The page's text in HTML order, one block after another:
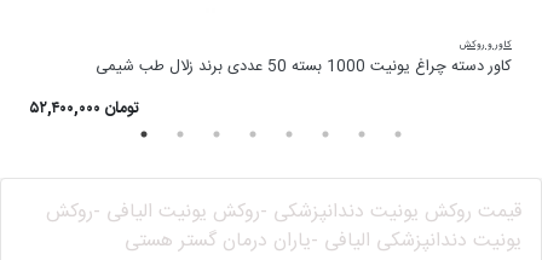
کاور و روکش
کاور دسته چراغ یونیت 1000 بسته 50 عددی برند زلال طب شیمی
۵۲,۴۰۰,۰۰۰ تومان
قیمت روکش یونیت دندانپزشکی -روکش یونیت الیافی -روکش
یونیت دندانپزشکی الیافی -یاران درمان گستر هستی